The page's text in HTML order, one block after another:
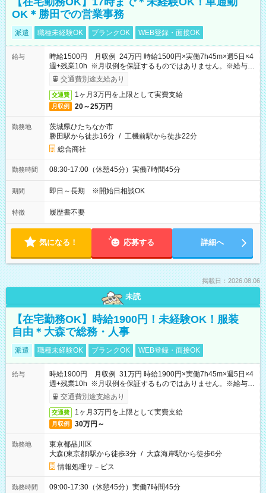
OK＊勝田での営業事務
派遣 職種未経験OK ブランクOK WEB登録・面接OK
給与
時給1500円 月収例 24万円 時給1500円×実働7h45m×週5日×4
週+残業10h ※月収例を保証するものではありません。※給与即
受取りサービス利用可（利用条件有）
交通費別途支給あり
交通費 1ヶ月3万円を上限として実費支給
月収例 20～25万円
勤務地
茨城県ひたちなか市
勝田駅から徒歩16分 / 工機前駅から徒歩22分
総合商社
勤務時間 08:30-17:00（休憩45分）実働7時間45分
期間 即日～長期 ※開始日相談OK
特徴 履歴書不要
気になる！ 応募する 詳細へ
掲載日：2026.08.06
未読
【在宅勤務OK】時給1900円！未経験OK！服装
自由＊大森で総務・人事
派遣 職種未経験OK ブランクOK WEB登録・面接OK
給与
時給1900円 月収例 31万円 時給1900円×実働7h45m×週5日×4
週+残業10h ※月収例を保証するものではありません。※給与即
受取りサービス利用可（利用条件有）
交通費別途支給あり
交通費 1ヶ月3万円を上限として実費支給
月収例 30万円～
勤務地
東京都品川区
大森(東京都)駅から徒歩3分 / 大森海岸駅から徒歩6分
情報処理サ－ビス
勤務時間 09:00-17:30（休憩45分）実働7時間45分